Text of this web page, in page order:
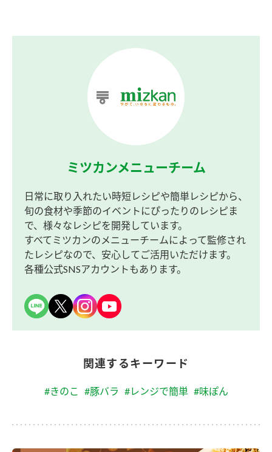
ミツカンメニューチーム
日常に取り入れたい時短レシピや簡単レシピから、
旬の食材や季節のイベントにぴったりのレシピま
で、様々なレシピを開発しています。
すべてミツカンのメニューチームによって監修され
たレシピなので、安心してご活用いただけます。
各種公式SNSアカウントもあります。
関連するキーワード
#きのこ #豚バラ #レンジで簡単 #味ぽん